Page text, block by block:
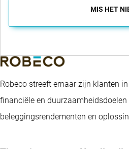
MIS HET
Robeco streeft ernaar zijn klanten
financiële en
beleggingsrendementen en